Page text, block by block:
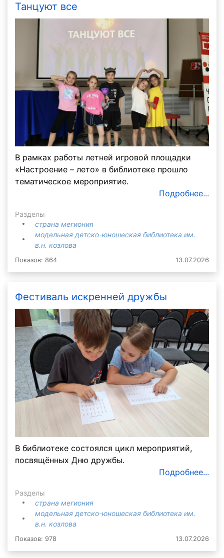
Танцуют все
В рамках работы летней игровой площадки
«Настроение – лето» в библиотеке прошло
тематическое мероприятие.
Подробнее...
Разделы
страна мегиония
модельная детско-юношеская библиотека им.
в.н. козлова
Показов: 864 13.07.2026
Фестиваль искренней дружбы
В библиотеке состоялся цикл мероприятий,
посвящённых Дню дружбы.
Подробнее...
Разделы
страна мегиония
модельная детско-юношеская библиотека им.
в.н. козлова
Показов: 978 13.07.2026